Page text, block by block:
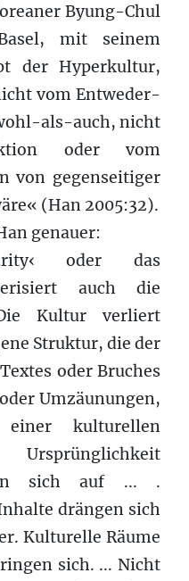
Byung-Chul
mit seinem
der Hyperkultur,
vom Entweder-
als-auch, nicht
oder vom
von gegenseitiger
(Han 2005:32).
genauer:
oder das
auch die
Kultur verliert
Struktur, die der
oder Bruches
Umzäunungen,
kulturellen
sich auf ... .
drängen sich
Kulturelle Räume
sich. ... Nicht